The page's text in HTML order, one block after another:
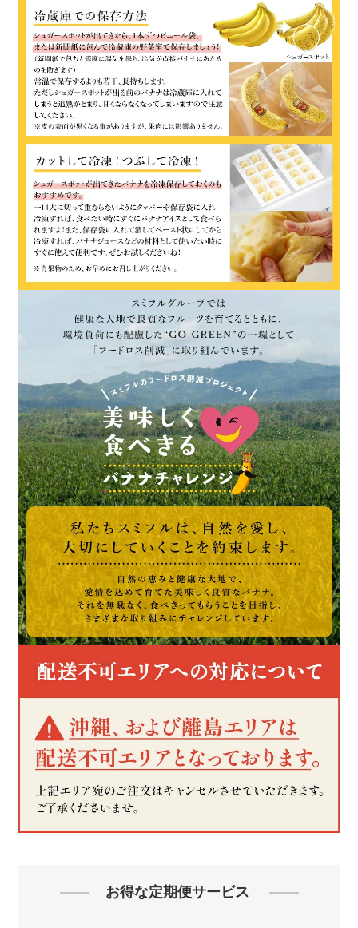
お得な定期便サービス